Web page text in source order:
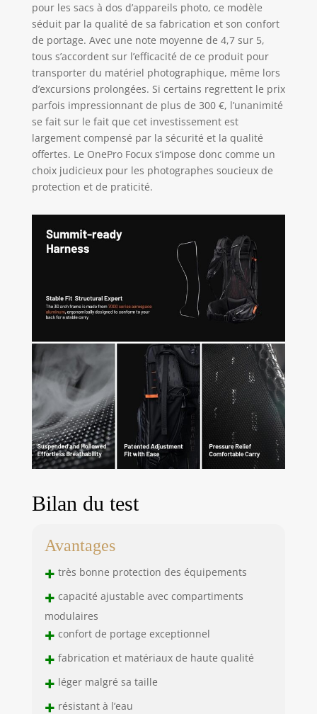
pour sécuriser les
sacs de couchage
et les tapis de sol
Léger mais durable
: OnePro combine
astucieusement la
structure du cadre,
le tissu en maille
et la sangle évidée,
réduisant le poids
total d'environ 20%
par rapport à la
Comprend des
boucles de
fermeture éclair
anti-vol et une
poche cachée pour
localisateur cachée
accrue ; La boucle
de compression
magnétique assure
un rangement
sécurisé ; Livré
avec une housse
de pluie pour une
utilisation en
extérieur
pour les sacs à dos d’appareils photo, ce modèle
séduit par la qualité de sa fabrication et son confort
de portage. Avec une note moyenne de 4,7 sur 5,
tous s’accordent sur l’efficacité de ce produit pour
transporter du matériel photographique, même lors
d’excursions prolongées. Si certains regrettent le prix
parfois impressionnant de plus de 300 €, l’unanimité
se fait sur le fait que cet investissement est
largement compensé par la sécurité et la qualité
offertes. Le OnePro Focux s’impose donc comme un
choix judicieux pour les photographes soucieux de
protection et de praticité.
Bilan du test
Avantages
+ très bonne protection des équipements
+ capacité ajustable avec compartiments
modulaires
+ confort de portage exceptionnel
+ fabrication et matériaux de haute qualité
+ léger malgré sa taille
+ résistant à l’eau